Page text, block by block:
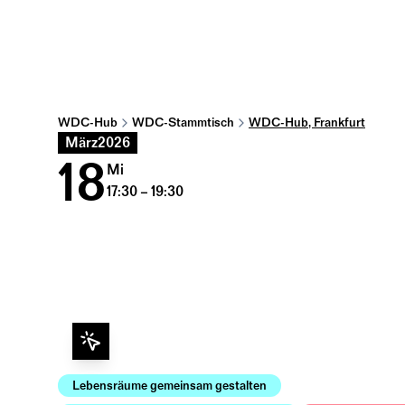
WDC-Hub WDC-Stammtisch WDC-Hub, Frankfurt
März2026
18 Mi
17:30 – 19:30
Lebensräume gemeinsam gestalten